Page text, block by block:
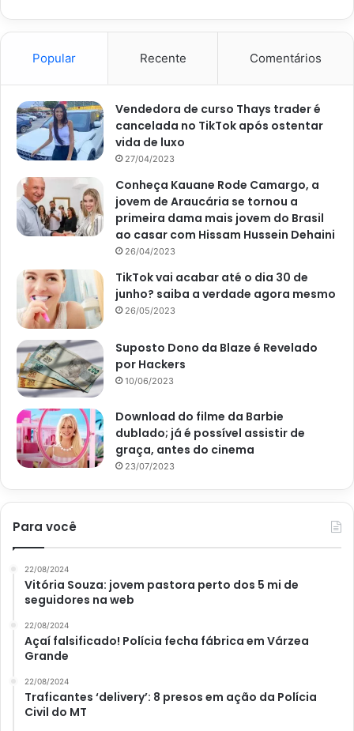
Filodendro (Reprodução Canva)
Cóleus
A espécie charmosa é popular devido às belíssimas cores
de suas folhas e se desenvolve tanto direto na água
quanto em solos bastante úmidos. O cóleus gosta de
iluminação abundante e se beneficia de adubos fluidos,
que você pode adicionar ao líquido de manutenção. Para
cultivar em poucas semanas, corte um ramo com cerca de
15cm, retire as folhas da parte inferior e deixe em um
vaso.
Cóleus (Reprodução Canva)
Lambari
As folhas exuberantes do lambari dão um charme à
precisando de regas frequentes quando cultivada em
substratos, ou seja, é ideal para ser mantida dentro d’água.
Popular Recente Comentários
Vendedora de curso Thays trader é
cancelada no TikTok após ostentar
vida de luxo
27/04/2023
Conheça Kauane Rode Camargo, a
jovem de Araucária se tornou a
primeira dama mais jovem do Brasil
ao casar com Hissam Hussein Dehaini
26/04/2023
TikTok vai acabar até o dia 30 de
junho? saiba a verdade agora mesmo
26/05/2023
Suposto Dono da Blaze é Revelado
por Hackers
10/06/2023
Download do filme da Barbie
dublado; já é possível assistir de
graça, antes do cinema
23/07/2023
Para você
22/08/2024
Vitória Souza: jovem pastora perto dos 5 mi de
seguidores na web
22/08/2024
Açaí falsificado! Polícia fecha fábrica em Várzea
Grande
22/08/2024
Traficantes ‘delivery’: 8 presos em ação da Polícia
Civil do MT